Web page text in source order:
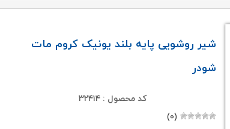
شیر روشویی پایه بلند یونیک کروم مات
شودر
کد محصول : ۳۲۴۱۴
(۰)